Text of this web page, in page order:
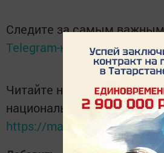
Следите за самым
Telegram-каналеТатмедиа
Читайте новости
национальном
https://max.ru/tatmedia